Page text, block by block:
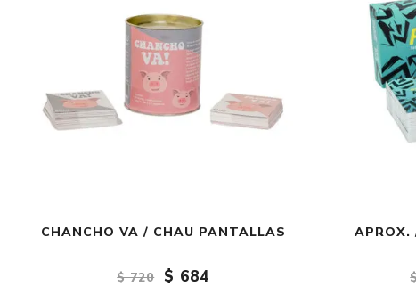
CHANCHO VA / CHAU PANTALLAS
$ 720 $ 684
APROX.